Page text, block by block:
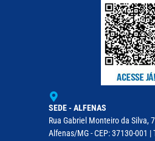
SEDE - ALFENAS
Rua Gabriel Monteiro da Silva,
Alfenas/MG - CEP: 37130-001 |